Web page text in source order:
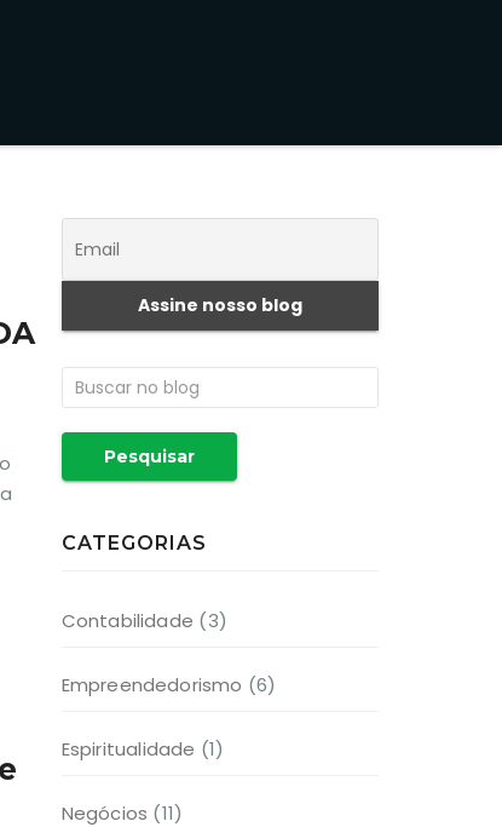
Pesquisar
CATEGORIAS
Contabilidade (3)
Empreendedorismo (6)
Espiritualidade (1)
Negócios (11)